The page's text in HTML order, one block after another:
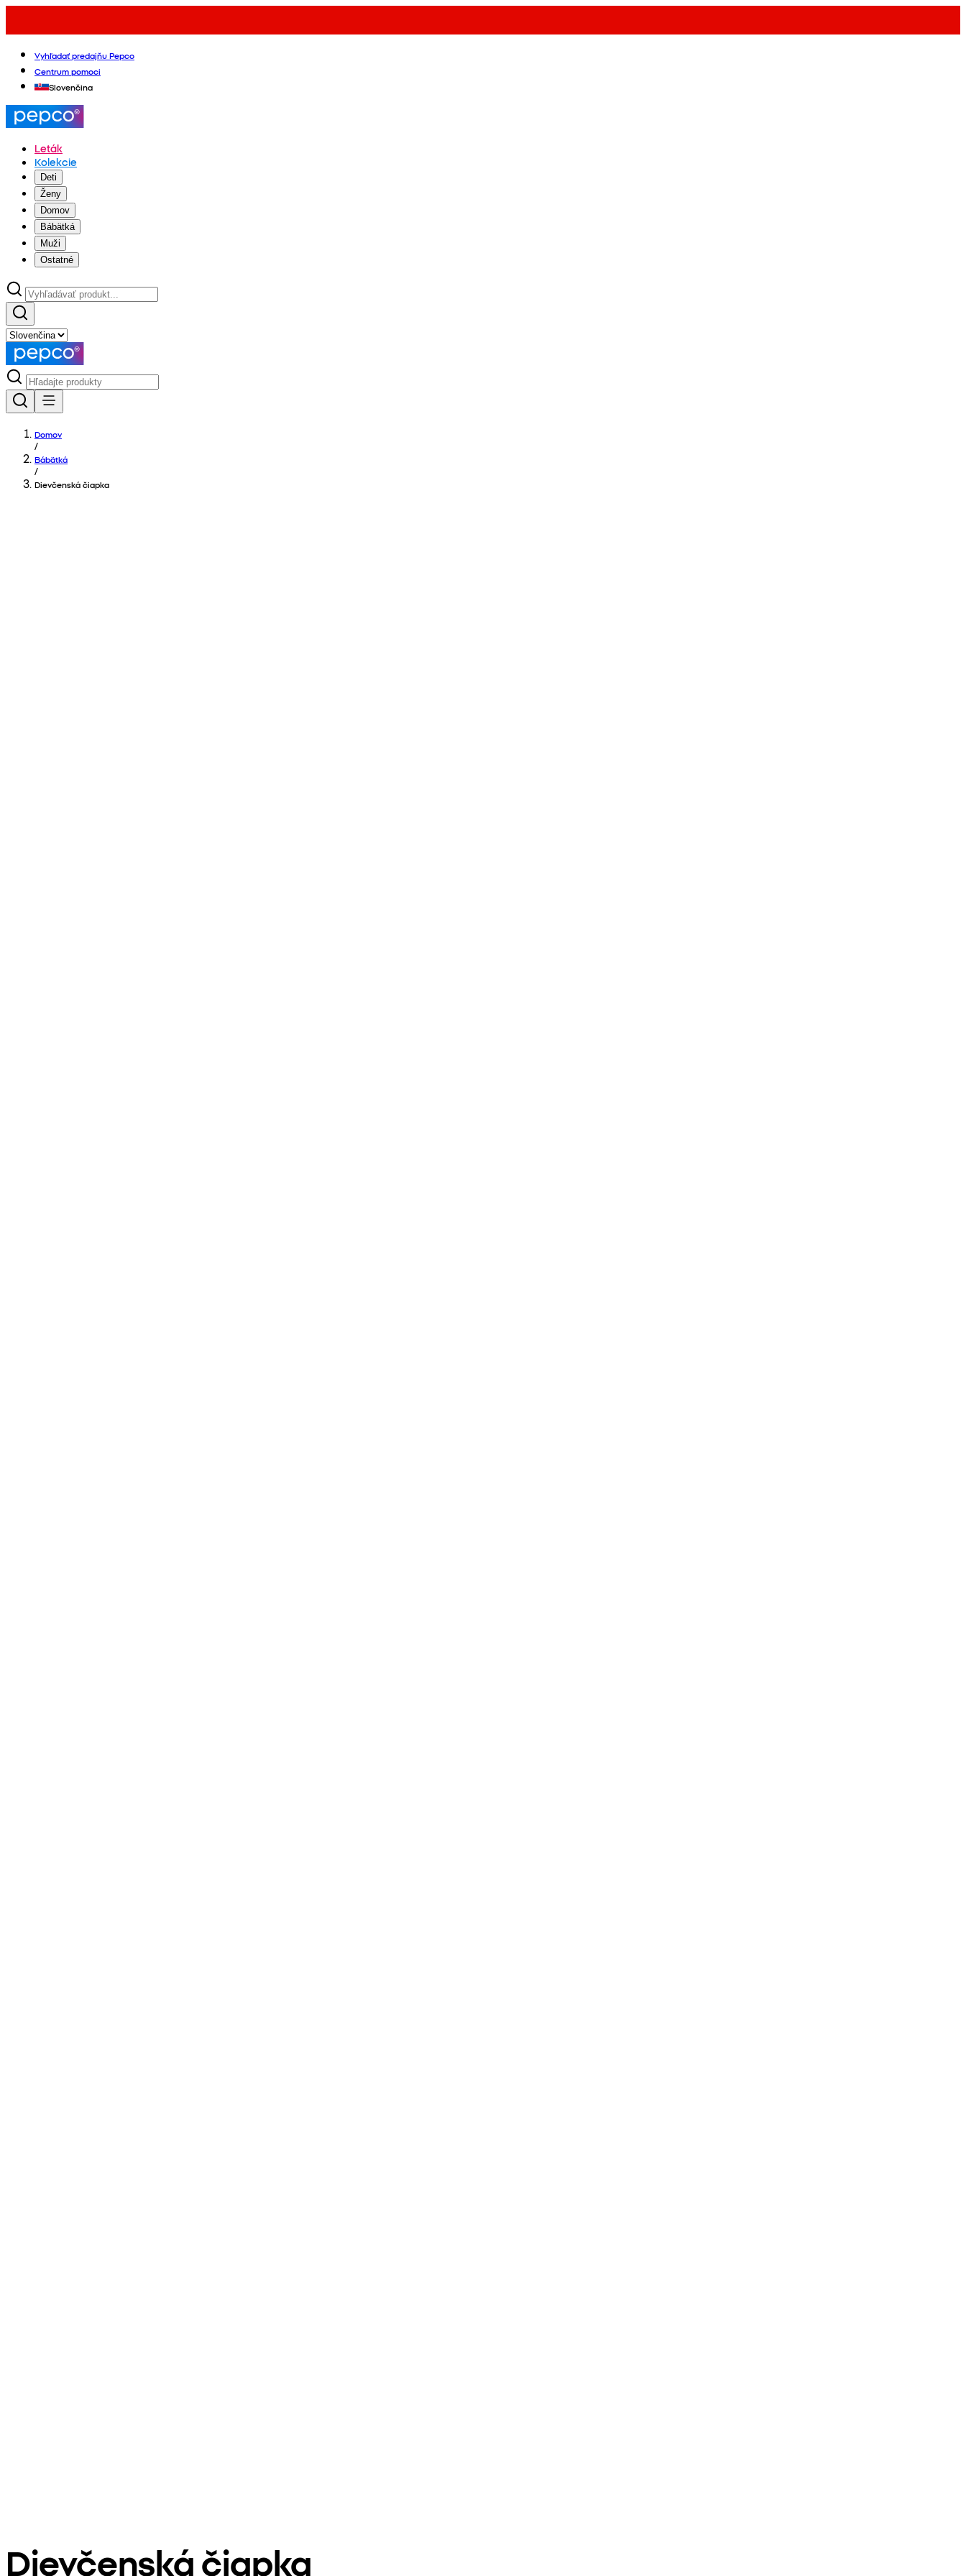
Vyhľadať predajňu Pepco
Centrum pomoci
Slovenčina
Leták
Kolekcie
Deti
Ženy
Domov
Bábätká
Muži
Ostatné
Domov
/
Bábätká
/
Dievčenská čiapka
Dievčenská čiapka